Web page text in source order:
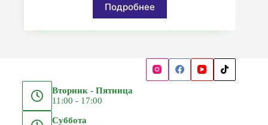
Подробнее
Вторник - Пятница
11:00 - 17:00
Суббота